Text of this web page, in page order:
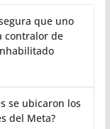
que uno
contralor de
se ubicaron los
del Meta?